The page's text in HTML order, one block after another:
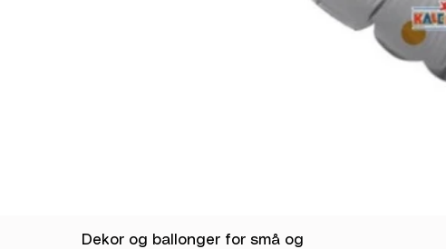
Dekor og ballonger for små og